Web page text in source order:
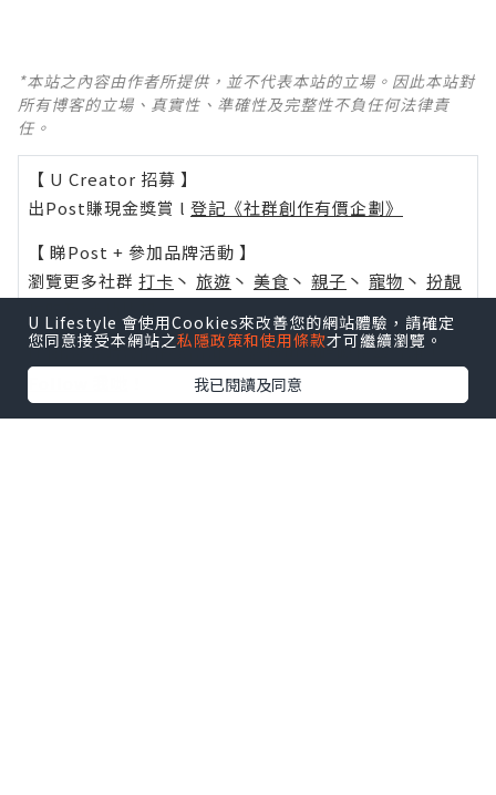
*本站之內容由作者所提供，並不代表本站的立場。因此本站對
所有博客的立場、真實性、準確性及完整性不負任何法律責
任。
【 U Creator 招募 】
出Post賺現金獎賞 l 登記《社群創作有價企劃》
【 睇Post + 參加品牌活動 】
瀏覽更多社群 打卡 丶 旅遊 丶 美食 丶 親子 丶 寵物 丶 扮靚
活動情報
U Blog開咗WhatsApp啦！發掘更多吃喝玩樂資訊！
U Lifestyle 會使用Cookies來改善您的網站體驗，請確定
您同意接受本網站之私隱政策和使用條款才可繼續瀏覽。
我已閱讀及同意